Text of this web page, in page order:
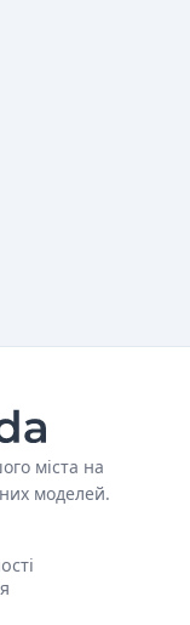
міста на
моделей.